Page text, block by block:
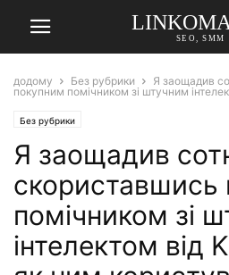
SEO, SMM
додому Без рубрики
Я заощадив
покупним помічником зі штучним
Без рубрики
Я заощадив
скориставшись
помічником зі
інтелектом від